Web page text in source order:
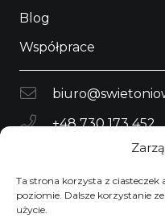
Ta strona korzysta z
poziomie. Dalsze korzystanie
użycie.
Blog
Współprace
+48 730 173 452
Wola Batorska
32-007 Wola